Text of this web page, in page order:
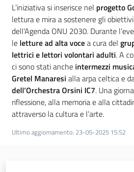
legislativa
Assemblea
Attività
Argomenti
Per i media
L’iniziativa si inserisce nel progetto
lettura e mira a sostenere gli
dell'Agenda ONU 2030. Durante
le letture ad alta vocea cura del
lettrici e lettori volontari adulti. A
ci sono stati anche intermezzi
Gretel Manaresi alla arpa celtica e
dell’Orchestra Orsini IC7. Una
riflessione, alla memoria e alla
attraverso la cultura e l’arte.
Ultimo aggiornamento: 23-05-2025 15:52